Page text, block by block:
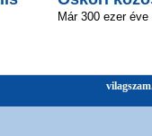
Már 300 ezer